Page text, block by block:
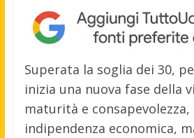
Superata la soglia dei 30,
inizia una nuova fase della
maturità e consapevolezza,
indipendenza economica,